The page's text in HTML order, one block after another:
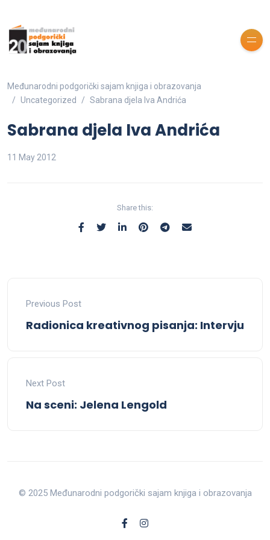
Međunarodni podgorički sajam knjiga i obrazovanja
Uncategorized
Sabrana djela Iva Andrića
Sabrana djela Iva Andrića
11 May 2012
Share this:
Previous Post
Radionica kreativnog pisanja: Intervju
Next Post
Na sceni: Jelena Lengold
© 2025 Međunarodni podgorički sajam knjiga i obrazovanja